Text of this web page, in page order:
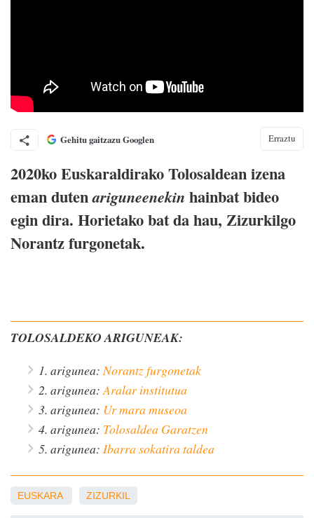
Gehitu gaitzazu Googlen Erraztu
2020ko Euskaraldirako Tolosaldean izena
eman dutenariguneenekin hainbat bideo
egin dira. Horietako bat da hau, Zizurkilgo
Norantz furgonetak.
TOLOSALDEKO ARIGUNEAK:
1. arigunea: Norantz furgonetak
2. arigunea: Aralar institutua
3. arigunea: Ur mara museoa
4. arigunea: Tolosaldea Garatzen
5. arigunea: Ibarra sokatira taldea
EUSKARA ZIZURKIL